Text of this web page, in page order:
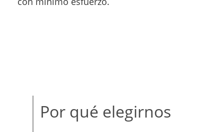
Por qué elegirnos